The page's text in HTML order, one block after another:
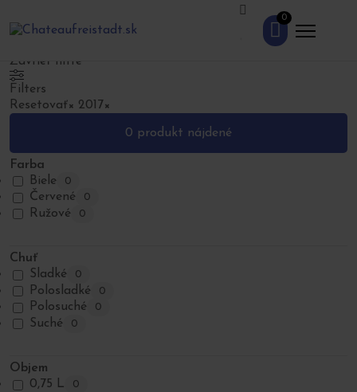
0
Vývrtky
Zavrieť filtre
Filters
Resetovať× 2017×
0 produkt nájdené
Farba
Biele
0
Červené 0
Ružové 0
Chuť
Sladké
0
Polosladké 0
Polosuché 0
Suché 0
Objem
0,75 L
0